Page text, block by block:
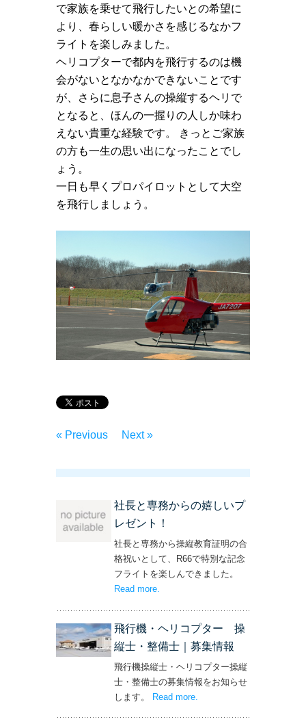
で家族を乗せて飛行したいとの希望に
より、春らしい暖かさを感じるなかフ
ライトを楽しみました。
ヘリコプターで都内を飛行するのは機
会がないとなかなかできないことです
が、さらに息子さんの操縦するヘリで
となると、ほんの一握りの人しか味わ
えない貴重な経験です。 きっとご家族
の方も一生の思い出になったことでし
ょう。
一日も早くプロパイロットとして大空
を飛行しましょう。
« Previous Next »
社長と専務からの嬉しいプ
レゼント！
社長と専務から操縦教育証明の合
格祝いとして、R66で特別な記念
フライトを楽しんできました。
Read more– ‘社長と専務からの嬉しいプレゼン
.
飛行機・ヘリコプター 操
縦士・整備士｜募集情報
飛行機操縦士・ヘリコプター操縦
士・整備士の募集情報をお知らせ
します。 Read more